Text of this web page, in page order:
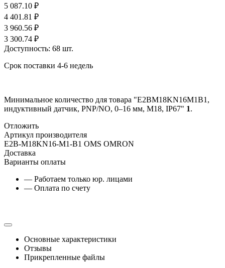
5 087.10 ₽
4 401.81 ₽
3 960.56 ₽
3 300.74 ₽
Доступность: 68 шт.
Срок поставки 4-6 недель
Минимальное количество для товара "E2BM18KN16M1B1,
индуктивный датчик, PNP/NO, 0–16 мм, М18, IP67" 1.
Отложить
Артикул производителя
E2B-M18KN16-M1-B1 OMS OMRON
Доставка
Варианты оплаты
— Работаем только юр. лицами
— Оплата по счету
Основные характеристики
Отзывы
Прикрепленные файлы